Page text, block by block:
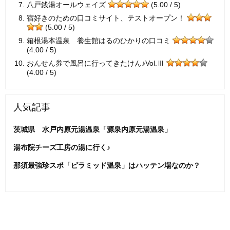
八戸銭湯オールウェイズ
(5.00 / 5)
宿好きのための口コミサイト、テストオープン！
(5.00 / 5)
箱根湯本温泉 養生館はるのひかりの口コミ
(4.00 / 5)
おんせん券で風呂に行ってきたけん♪Vol.Ⅲ
(4.00 / 5)
人気記事
茨城県 水戸内原元湯温泉「源泉内原元湯温泉」
湯布院チーズ工房の湯に行く♪
那須最強珍スポ「ピラミッド温泉」はハッテン場なのか？